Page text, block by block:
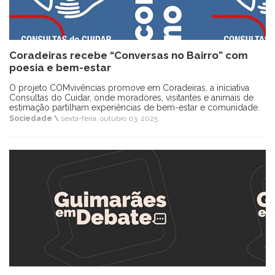
Coradeiras recebe “Conversas no Bairro” com
poesia e bem-estar
O projeto COMvivências promove em Coradeiras, a iniciativa
Consultas do Cuidar, onde moradores, visitantes e animais de
estimação partilham experiências de bem-estar e comunidade.
Sociedade \ sexta-feira, outubro 03, 2025